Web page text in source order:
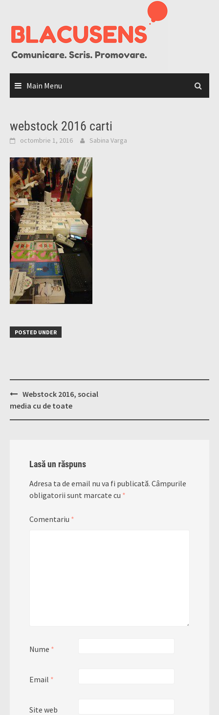
content
Main Menu
webstock 2016 carti
octombrie 1, 2016 Sabina Varga
POSTED UNDER
Post
navigation
Webstock 2016, social
media cu de toate
Lasă un răspuns
Adresa ta de email nu va fi publicată. Câmpurile
obligatorii sunt marcate cu *
Comentariu *
Nume *
Email *
Site web